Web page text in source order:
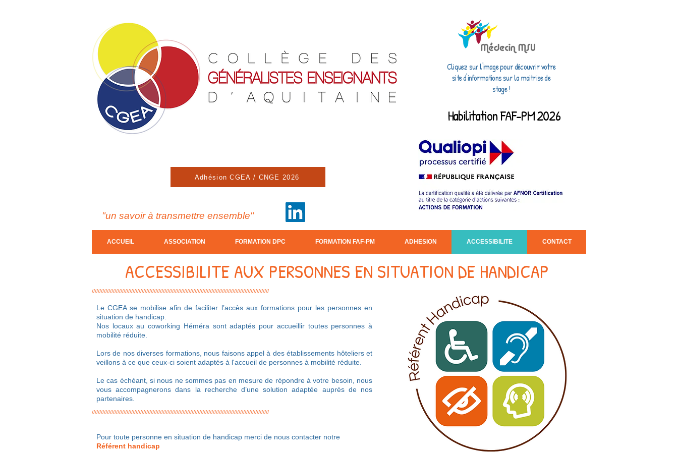
Adhésion CGEA / CNGE 2026
"un savoir à transmettre ensemble"
Cliquez sur l'image pour découvrir votre
site d'informations sur la maitrise de
stage !
Habilitation FAF-PM 2026
ACCUEIL ASSOCIATION FORMATION DPC FORMATION FAF-PM ADHESION ACCESSIBILITE CONTACT
ACCESSIBILITE AUX PERSONNES EN SITUATION DE HANDICAP
/////////////////////////////////////////////////////////////////////////////////////////////////////////////////////
Le CGEA se mobilise afin de faciliter l’accès aux formations pour les personnes en
situation de handicap.
Nos locaux au coworking Héméra sont adaptés pour accueillir toutes personnes à
mobilité réduite.
Lors de nos diverses formations, nous faisons appel à des établissements hôteliers et
veillons à ce que ceux-ci soient adaptés à l'accueil de personnes à mobilité réduite.
Le cas échéant, si nous ne sommes pas en mesure de répondre à votre besoin, nous
vous accompagnerons dans la recherche d’une solution adaptée auprès de nos
partenaires.
/////////////////////////////////////////////////////////////////////////////////////////////////////////////////////
Pour toute personne en situation de handicap merci de nous contacter notre
Référent handicap